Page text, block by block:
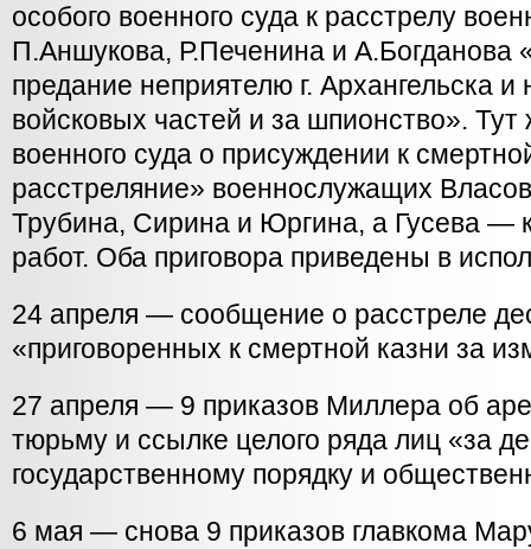
особого военного суда к расстрелу
П.Аншукова, Р.Печенина и А.Богданова
предание неприятелю г. Архангельска
войсковых частей и за шпионство».
военного суда о присуждении к
расстреляние» военнослужащих
Трубина, Сирина и Юргина, а Гусева —
работ. Оба приговора приведены в
24 апреля — сообщение о расстреле
«приговоренных к смертной казни за
27 апреля — 9 приказов Миллера об
тюрьму и ссылке целого ряда лиц «за
государственному порядку и
6 мая — снова 9 приказов главкома